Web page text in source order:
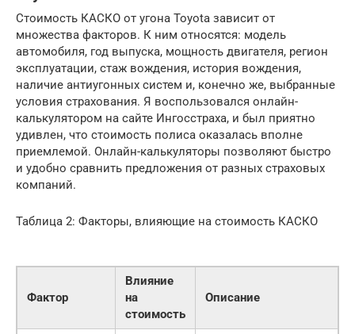
Стоимость КАСКО от угона Toyota зависит от
множества факторов. К ним относятся: модель
автомобиля, год выпуска, мощность двигателя, регион
эксплуатации, стаж вождения, история вождения,
наличие антиугонных систем и, конечно же, выбранные
условия страхования. Я воспользовался онлайн-
калькулятором на сайте Ингосстраха, и был приятно
удивлен, что стоимость полиса оказалась вполне
приемлемой. Онлайн-калькуляторы позволяют быстро
и удобно сравнить предложения от разных страховых
компаний.
Таблица 2: Факторы, влияющие на стоимость КАСКО
Фактор
Влияние
на
стоимость
Описание